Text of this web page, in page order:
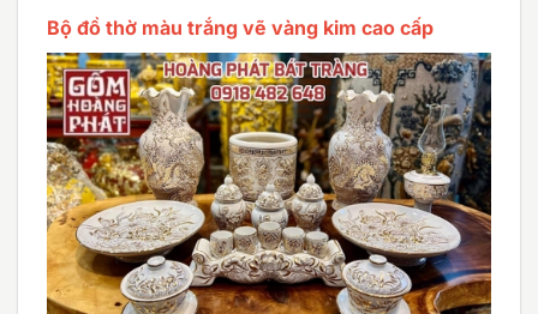
Bộ đồ thờ màu trắng vẽ vàng kim cao cấp